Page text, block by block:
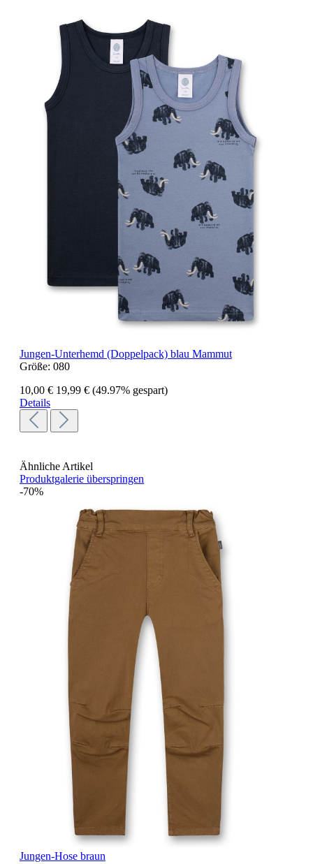
Jungen-Unterhemd (Doppelpack) blau Mammut
Größe: 080
10,00 € 19,99 € (49.97% gespart)
Details
Ähnliche Artikel
Produktgalerie überspringen
-70%
Jungen-Hose braun